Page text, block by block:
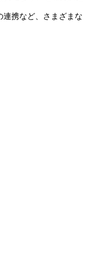
携など、さまざまな